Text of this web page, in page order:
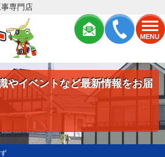
MENU
専門店
やイベントなど最新情報をお届